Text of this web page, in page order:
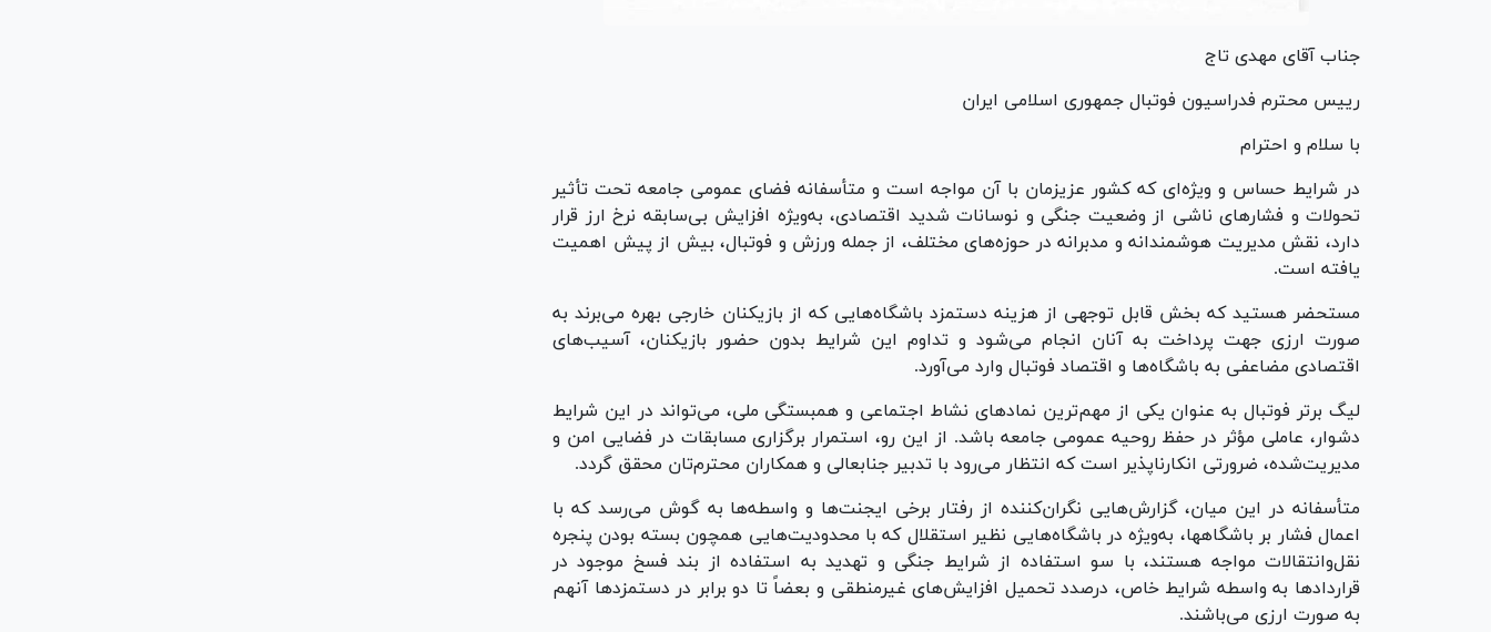
جناب آقای مهدی تاج
رییس محترم فدراسیون فوتبال جمهوری اسلامی ایران
با سلام و احترام
در شرایط حساس و ویژه‌ای که کشور عزیزمان با آن مواجه است و متأسفانه فضای عمومی جامعه تحت تأثیر
تحولات و فشار‌های ناشی از وضعیت جنگی و نوسانات شدید اقتصادی، به‌ویژه افزایش بی‌سابقه نرخ ارز قرار
دارد، نقش مدیریت هوشمندانه و مدبرانه در حوزه‌های مختلف، از جمله ورزش و فوتبال، بیش از پیش اهمیت
یافته است.
مستحضر هستید که بخش قابل توجهی از هزینه دستمزد باشگاه‌هایی که از بازیکنان خارجی بهره می‌برند به
صورت ارزی جهت پرداخت به آنان انجام می‌شود و تداوم این شرایط بدون حضور بازیکنان، آسیب‌های
اقتصادی مضاعفی به باشگاه‌ها و اقتصاد فوتبال وارد می‌آورد.
لیگ برتر فوتبال به عنوان یکی از مهم‌ترین نماد‌های نشاط اجتماعی و همبستگی ملی، می‌تواند در این شرایط
دشوار، عاملی مؤثر در حفظ روحیه عمومی جامعه باشد. از این رو، استمرار برگزاری مسابقات در فضایی امن و
مدیریت‌شده، ضرورتی انکارناپذیر است که انتظار می‌رود با تدبیر جنابعالی و همکاران محترم‌تان محقق گردد.
متأسفانه در این میان، گزارش‌هایی نگران‌کننده از رفتار برخی ایجنت‌ها و واسطه‌ها به گوش می‌رسد که با
اعمال فشار بر باشگاهها، به‌ویژه در باشگاه‌هایی نظیر استقلال که با محدودیت‌هایی همچون بسته بودن پنجره
نقل‌وانتقالات مواجه هستند، با سو استفاده از شرایط جنگی و تهدید به استفاده از بند فسخ موجود در
قرارداد‌ها به واسطه شرایط خاص، درصدد تحمیل افزایش‌های غیرمنطقی و بعضاً تا دو برابر در دستمزد‌ها آنهم
به صورت ارزی می‌باشند.